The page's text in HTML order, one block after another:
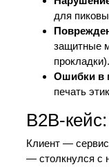
для
защитные
прокладки).
Ошибки в
печать
B2B-
Клиент —
— столкнулся с